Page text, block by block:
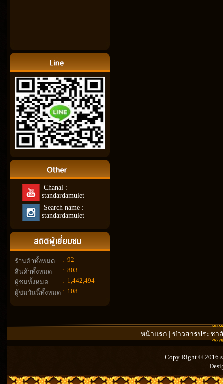
Chanal :
standardamulet
Search name :
standardamulet
ร้านค้าทั้งหมด : 92
สินค้าทั้งหมด
: 803
ผู้ชมทั้งหมด
: 1,442,494
ผู้ชมวันนี้ทั้งหมด : 108
หน้าแรก| ข่าวสารประชา
Copy Right © 2016